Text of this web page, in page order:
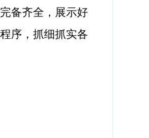
备齐全，展示好
序，抓细抓实各